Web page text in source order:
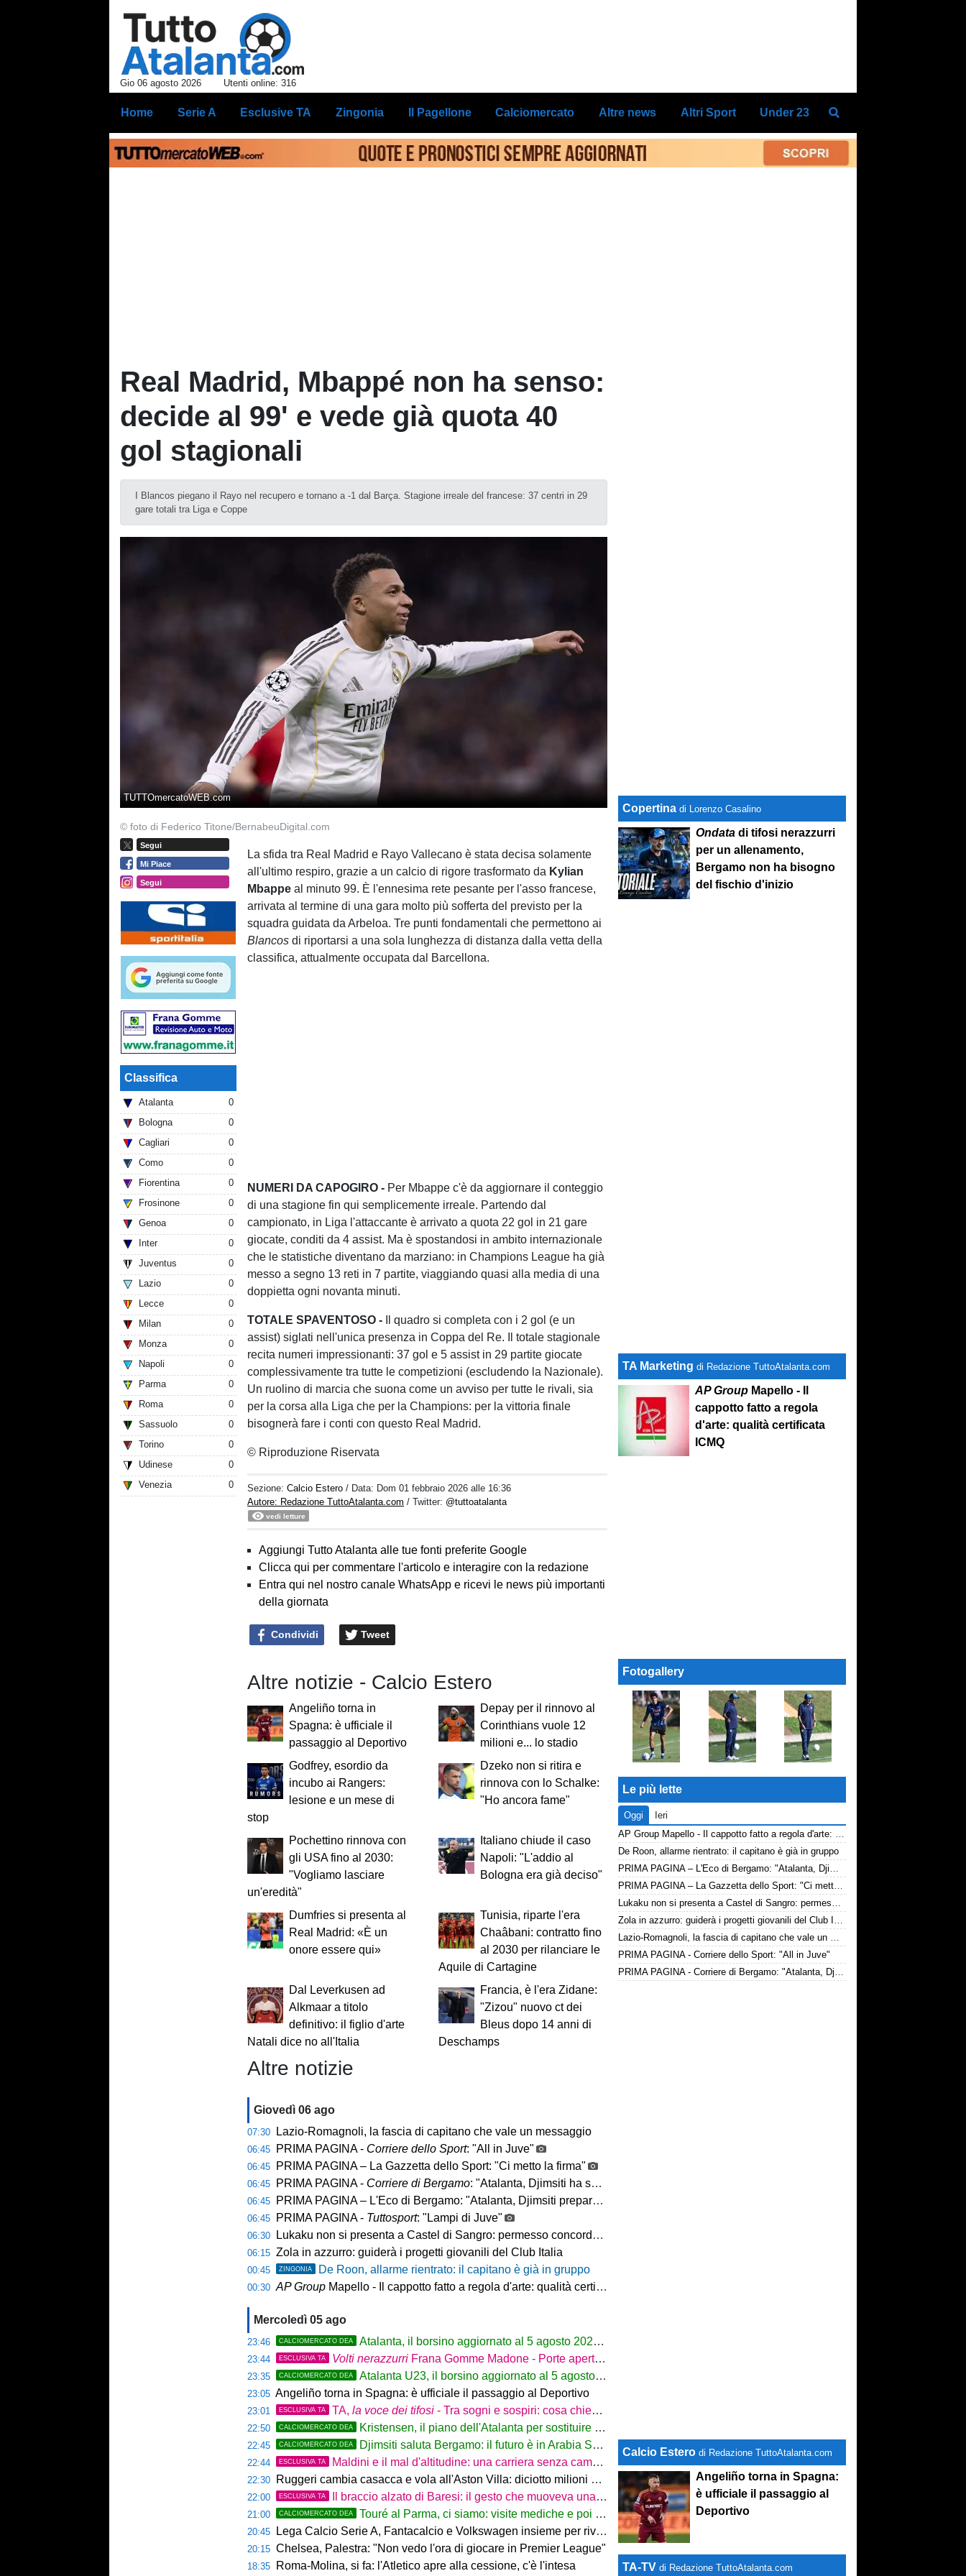
Gio 06 agosto 2026 Utenti online: 316
Home Serie A Esclusive TA Zingonia Il Pagellone Calciomercato Altre news Altri Sport Under 23
Real Madrid, Mbappé non ha senso:
decide al 99' e vede già quota 40
gol stagionali
I Blancos piegano il Rayo nel recupero e tornano a -1 dal Barça. Stagione irreale del francese: 37 centri in 29
gare totali tra Liga e Coppe
TUTTOmercatoWEB.com
© foto di Federico Titone/BernabeuDigital.com
Segui
Mi Piace
Segui
Classifica
Atalanta
0
Bologna
0
Cagliari
0
Como
0
Fiorentina
0
Frosinone
0
Genoa
0
Inter
0
Juventus
0
Lazio
0
Lecce
0
Milan
0
Monza
0
Napoli
0
Parma
0
Roma
0
Sassuolo
0
Torino
0
Udinese
0
Venezia
0
La sfida tra Real Madrid e Rayo Vallecano è stata decisa solamente
all'ultimo respiro, grazie a un calcio di rigore trasformato da Kylian
Mbappe al minuto 99. È l'ennesima rete pesante per l'asso francese,
arrivata al termine di una gara molto più sofferta del previsto per la
squadra guidata da Arbeloa. Tre punti fondamentali che permettono ai
Blancos di riportarsi a una sola lunghezza di distanza dalla vetta della
classifica, attualmente occupata dal Barcellona.
NUMERI DA CAPOGIRO - Per Mbappe c'è da aggiornare il conteggio
di una stagione fin qui semplicemente irreale. Partendo dal
campionato, in Liga l'attaccante è arrivato a quota 22 gol in 21 gare
giocate, conditi da 4 assist. Ma è spostandosi in ambito internazionale
che le statistiche diventano da marziano: in Champions League ha già
messo a segno 13 reti in 7 partite, viaggiando quasi alla media di una
doppietta ogni novanta minuti.
TOTALE SPAVENTOSO - Il quadro si completa con i 2 gol (e un
assist) siglati nell'unica presenza in Coppa del Re. Il totale stagionale
recita numeri impressionanti: 37 gol e 5 assist in 29 partite giocate
complessivamente tra tutte le competizioni (escludendo la Nazionale).
Un ruolino di marcia che suona come un avviso per tutte le rivali, sia
per la corsa alla Liga che per la Champions: per la vittoria finale
bisognerà fare i conti con questo Real Madrid.
© Riproduzione Riservata
Sezione:Calcio Estero / Data: Dom 01 febbraio 2026 alle 16:36
Autore: Redazione TuttoAtalanta.com / Twitter: @tuttoatalanta
vedi letture
Aggiungi Tutto Atalanta alle tue fonti preferite Google
Clicca qui per commentare l'articolo e interagire con la redazione
Entra qui nel nostro canale WhatsApp e ricevi le news più importanti
della giornata
Condividi Tweet
Altre notizie - Calcio Estero
Angeliño torna in
Spagna: è ufficiale il
passaggio al Deportivo
Depay per il rinnovo al
Corinthians vuole 12
milioni e... lo stadio
Godfrey, esordio da
incubo ai Rangers:
lesione e un mese di
stop
Dzeko non si ritira e
rinnova con lo Schalke:
"Ho ancora fame"
Pochettino rinnova con
gli USA fino al 2030:
"Vogliamo lasciare
un'eredità"
Italiano chiude il caso
Napoli: "L'addio al
Bologna era già deciso"
Dumfries si presenta al
Real Madrid: «È un
onore essere qui»
Tunisia, riparte l'era
Chaâbani: contratto fino
al 2030 per rilanciare le
Aquile di Cartagine
Dal Leverkusen ad
Alkmaar a titolo
definitivo: il figlio d'arte
Natali dice no all'Italia
Francia, è l'era Zidane:
"Zizou" nuovo ct dei
Bleus dopo 14 anni di
Deschamps
Altre notizie
Giovedì 06 ago
07:30 Lazio-Romagnoli, la fascia di capitano che vale un messaggio
06:45 PRIMA PAGINA - Corriere dello Sport: "All in Juve"
06:45 PRIMA PAGINA – La Gazzetta dello Sport: "Ci metto la firma"
06:45 PRIMA PAGINA - Corriere di Bergamo: "Atalanta, Djimsiti ha scelto l’Arabia"
06:45 PRIMA PAGINA – L'Eco di Bergamo: "Atalanta, Djimsiti prepara le valigie. Destinazione Arabia"
06:45 PRIMA PAGINA - Tuttosport: "Lampi di Juve"
06:30 Lukaku non si presenta a Castel di Sangro: permesso concordato
06:15 Zola in azzurro: guiderà i progetti giovanili del Club Italia
00:45 ZINGONIA De Roon, allarme rientrato: il capitano è già in gruppo
00:30 AP Group Mapello - Il cappotto fatto a regola d'arte: qualità certificata ICMQ
Mercoledì 05 ago
23:46 CALCIOMERCATO DEA Atalanta, il borsino aggiornato al 5 agosto 2026: mercato in entrata ancora in
23:44 ESCLUSIVA TA Volti nerazzurri Frana Gomme Madone - Porte aperte alla New Balance Arena: i volti dei tifosi della Dea
23:35 CALCIOMERCATO DEA Atalanta U23, il borsino aggiornato al 5 agosto 2026. Cantiere aperto per Beati
23:05 Angeliño torna in Spagna: è ufficiale il passaggio al Deportivo
23:01 ESCLUSIVA TA TA,la voce dei tifosi - Tra sogni e sospiri: cosa chiedono davvero i tifosi dell'Atalanta
22:50 CALCIOMERCATO DEA Kristensen, il piano dell'Atalanta per sostituire Djimsiti
22:45 CALCIOMERCATO DEA Djimsiti saluta Bergamo: il futuro è in Arabia Saudita! Tre milioni e firma biennale
22:44 ESCLUSIVA TA Maldini e il mal d'altitudine: una carriera senza campi base
22:30 Ruggeri cambia casacca e vola all'Aston Villa: diciotto milioni più bonus
22:00 ESCLUSIVA TA Il braccio alzato di Baresi: il gesto che muoveva una difesa intera
21:00 CALCIOMERCATO DEA Touré al Parma, ci siamo: visite mediche e poi la firma
20:45 Lega Calcio Serie A, Fantacalcio e Volkswagen insieme per rivoluzionare l’esperienza dei fantallenatori
20:15 Chelsea, Palestra: "Non vedo l'ora di giocare in Premier League"
18:35 Roma-Molina, si fa: l'Atletico apre alla cessione, c'è l'intesa
Copertina di Lorenzo Casalino
Ondata di tifosi nerazzurri
per un allenamento,
Bergamo non ha bisogno
del fischio d'inizio
TA Marketing di Redazione TuttoAtalanta.com
AP Group Mapello - Il
cappotto fatto a regola
d'arte: qualità certificata
ICMQ
Fotogallery
Le più lette
Oggi
Ieri
AP Group Mapello - Il cappotto fatto a regola d'arte: qualità certificata ICMQ
De Roon, allarme rientrato: il capitano è già in gruppo
PRIMA PAGINA – L'Eco di Bergamo: "Atalanta, Djimsiti prepara le valigie. Destinazione Arabia"
PRIMA PAGINA – La Gazzetta dello Sport: "Ci metto la firma"
Lukaku non si presenta a Castel di Sangro: permesso concordato
Zola in azzurro: guiderà i progetti giovanili del Club Italia
Lazio-Romagnoli, la fascia di capitano che vale un messaggio
PRIMA PAGINA - Corriere dello Sport: "All in Juve"
PRIMA PAGINA - Corriere di Bergamo: "Atalanta, Djimsiti ha scelto l’Arabia"
Calcio Estero di Redazione TuttoAtalanta.com
Angeliño torna in Spagna:
è ufficiale il passaggio al
Deportivo
TA-TVdi Redazione TuttoAtalanta.com